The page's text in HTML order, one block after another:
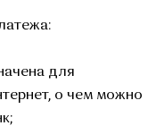
для
о чем можно